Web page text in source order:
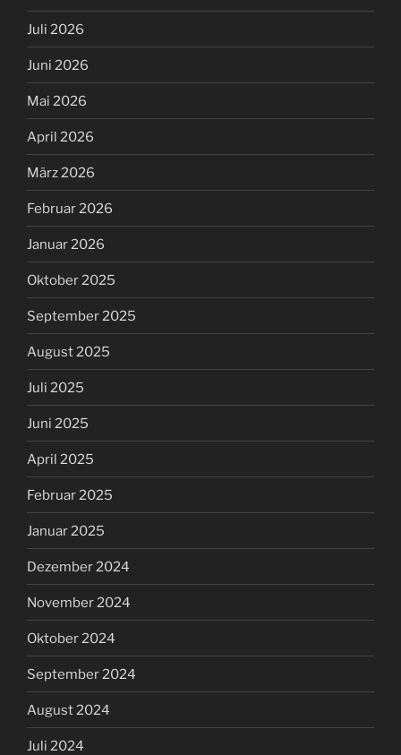
Juli 2026
Juni 2026
Mai 2026
April 2026
März 2026
Februar 2026
Januar 2026
Oktober 2025
September 2025
August 2025
Juli 2025
Juni 2025
April 2025
Februar 2025
Januar 2025
Dezember 2024
November 2024
Oktober 2024
September 2024
August 2024
Juli 2024